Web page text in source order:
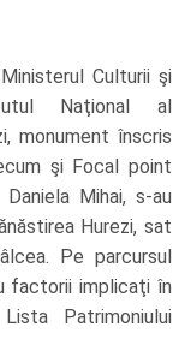
Culturii şi
Naţional al
monument înscris
şi Focal point
Mihai, s-au
Hurezi, sat
Pe parcursul
factorii implicaţi în
Patrimoniului